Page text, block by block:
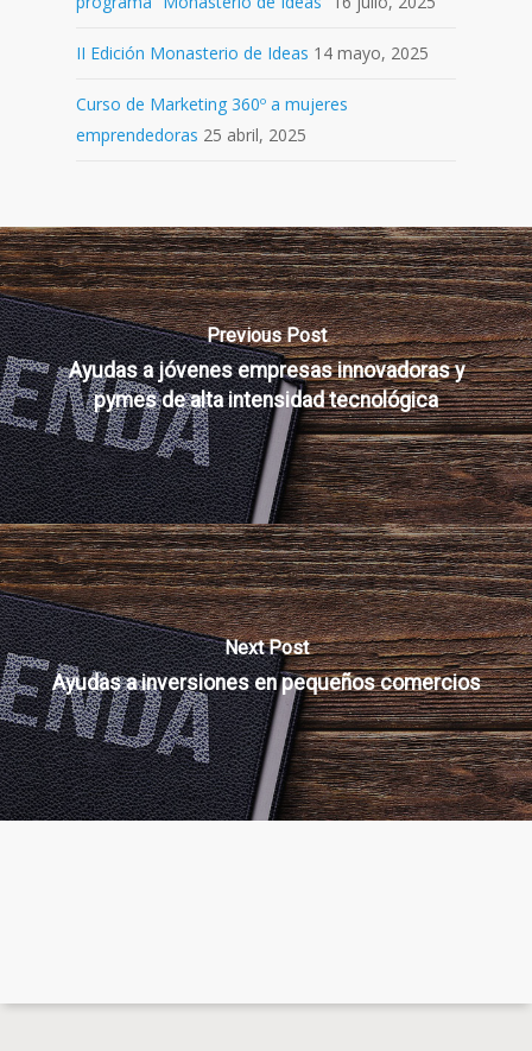
II Edición Monasterio de Ideas 14 mayo, 2025
Curso de Marketing 360º a mujeres
emprendedoras 25 abril, 2025
Previous Post
Ayudas a jóvenes empresas innovadoras y
pymes de alta intensidad tecnológica
Next Post
Ayudas a inversiones en pequeños comercios